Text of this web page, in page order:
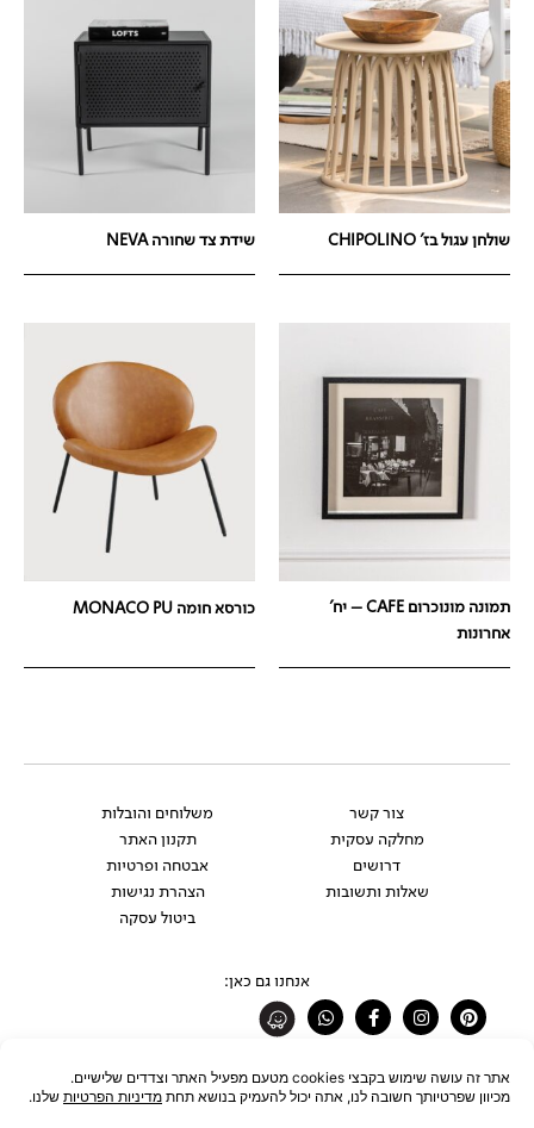
שולחן עגול בז' CHIPOLINO שידת צד שחורה NEVA
תמונה מונוכרום CAFE – יח'
אחרונות
כורסא חומה MONACO PU
צור קשר
מחלקה עסקית
דרושים
שאלות ותשובות
משלוחים והובלות
תקנון האתר
אבטחה ופרטיות
הצהרת נגישות
ביטול עסקה
אנחנו גם כאן:
Pinterest
Instagram
Facebook-
f
Whatsapp
רוצים להתעדכן לפני כולם?